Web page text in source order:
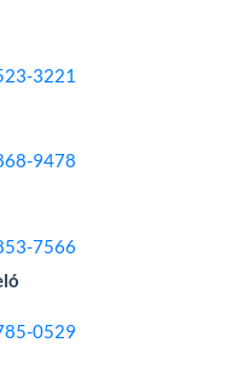
3221
9478
7566
0529